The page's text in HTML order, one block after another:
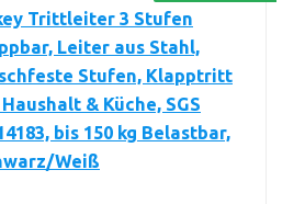
Trittleiter 3 Stufen
Leiter aus Stahl,
Stufen, Klapptritt
& Küche, SGS
bis 150 kg Belastbar,
Weiß